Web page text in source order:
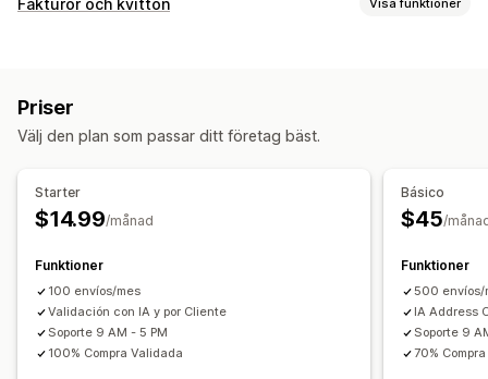
Fakturor och kvitton Visa funktioner
Priser
Välj den plan som passar ditt företag bäst.
Starter
$14.99/månad
Funktioner
100 envíos/mes
Validación con IA y por Cliente
Soporte 9 AM - 5 PM
100% Compra Validada
Básico
$45/
Funktioner
500 envíos/
IA Address
Soporte 9
70%